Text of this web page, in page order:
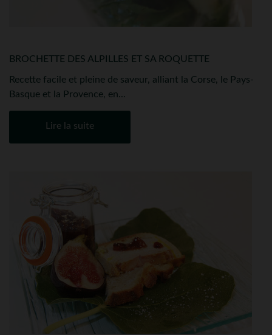
BROCHETTE DES ALPILLES ET SA ROQUETTE
Recette facile et pleine de saveur, alliant la Corse, le Pays-
Basque et la Provence, en...
Lire la suite